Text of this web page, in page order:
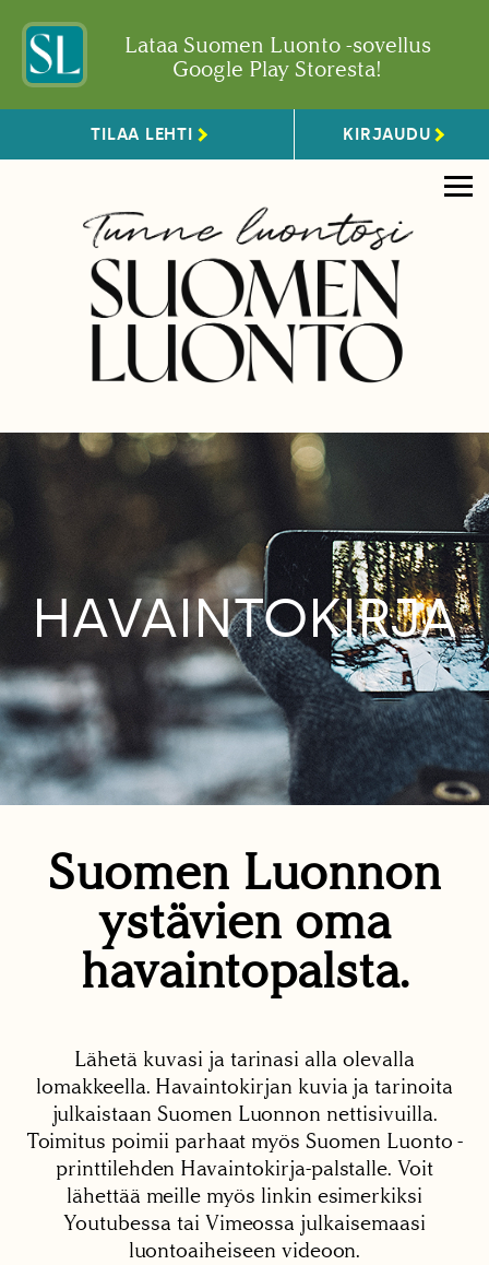
Lataa Suomen Luonto -sovellus
Google Play Storesta!
TILAA LEHTI KIRJAUDU
HAVAINTOKIRJA
Suomen Luonnon
ystävien oma
havaintopalsta.
Lähetä kuvasi ja tarinasi alla olevalla
lomakkeella. Havaintokirjan kuvia ja tarinoita
julkaistaan Suomen Luonnon nettisivuilla.
Toimitus poimii parhaat myös Suomen Luonto -
printtilehden Havaintokirja-palstalle. Voit
lähettää meille myös linkin esimerkiksi
Youtubessa tai Vimeossa julkaisemaasi
luontoaiheiseen videoon.